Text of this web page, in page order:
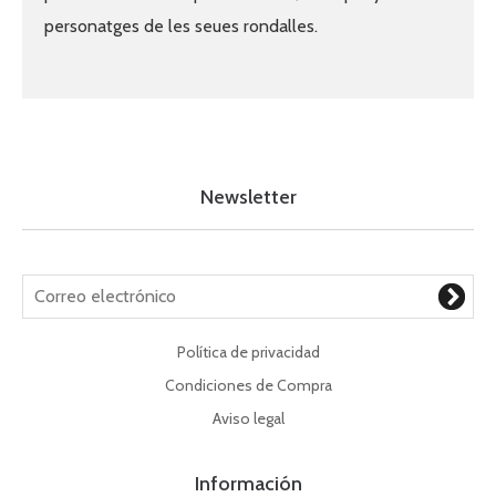
personatges de les seues rondalles.
Newsletter
Política de privacidad
Condiciones de Compra
Aviso legal
Información